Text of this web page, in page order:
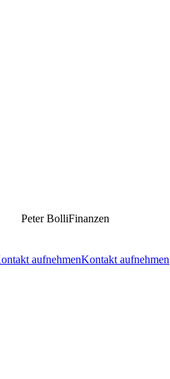
Peter BolliFinanzen
aufnehmenKontakt aufnehmen